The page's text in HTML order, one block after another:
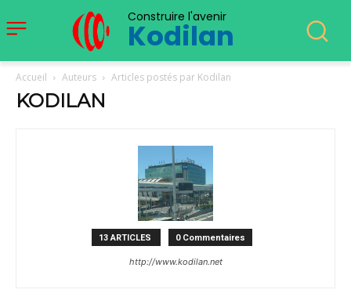
Construire l'avenir
Kodilan
Accueil Auteurs Articles postés par Kodilan
KODILAN
13 ARTICLES 0 Commentaires
http://www.kodilan.net